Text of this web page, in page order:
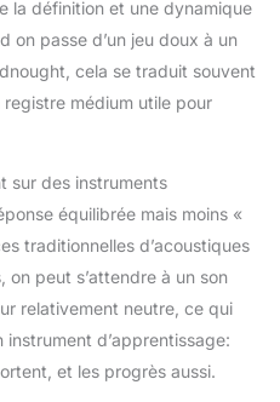
à jouer dès
vous aurez reçu
nouvelle guitare !
sont
inégalée,
la dernière vis -
pourquoi Fender
cette guitare
acoustique Fender
contre les défauts de
et de
la définition et une dynamique
on passe d’un jeu doux à un
cela se traduit souvent
médium utile pour
sur des instruments
équilibrée mais moins «
traditionnelles d’acoustiques
on peut s’attendre à un son
relativement neutre, ce qui
d’apprentissage:
et les progrès aussi.